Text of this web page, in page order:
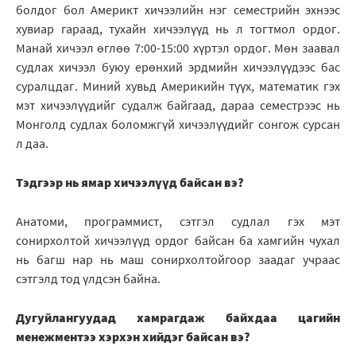
болдог бол Америкт хичээлийн нэг семестрийн эхнээс
хувиар гараад, тухайн хичээлүүд нь л тогтмол ордог.
Манай хичээл өглөө 7:00-15:00 хүртэл ордог. Мөн заавал
судлах хичээл буюу ерөнхий эрдмийн хичээлүүдээс бас
суралцдаг. Миний хувьд Америкийн түүх, математик гэх
мэт хичээлүүдийг судалж байгаад, дараа семестрээс нь
Монголд судлах боломжгүй хичээлүүдийг сонгож сурсан
л даа.
Тэдгээр нь ямар хичээлүүд байсан вэ?
Анатоми, программист, сэтгэл судлал гэх мэт
сонирхолтой хичээлүүд ордог байсан ба хамгийн чухал
нь багш нар нь маш сонирхолтойгоор заадаг учраас
сэтгэлд тод үлдсэн байна.
Дугуйлангуудад хамрагдаж байхдаа цагийн
менежментээ хэрхэн хийдэг байсан вэ?